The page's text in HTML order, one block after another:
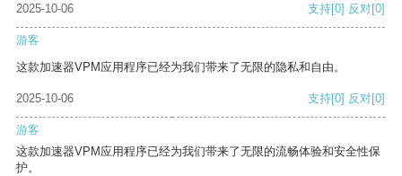
2025-10-06 支持[0] 反对[0]
游客
这款加速器VPM应用程序已经为我们带来了无限的隐私和自由。
2025-10-06 支持[0] 反对[0]
游客
这款加速器VPM应用程序已经为我们带来了无限的流畅体验和安全性保
护。